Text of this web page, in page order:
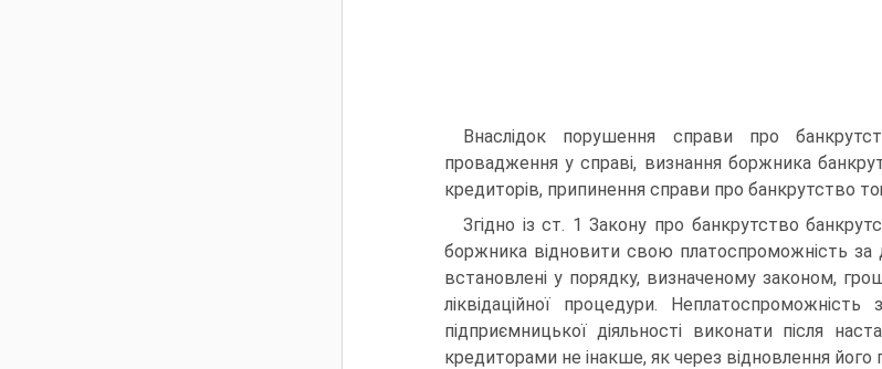
Внаслідок порушення справи про
провадження у справі, визнання боржника
кредиторів, припинення справи про банкрутство
Згідно із ст. 1 Закону про банкрутство
боржника відновити свою платоспроможність за
встановлені у порядку, визначеному законом,
ліквідаційної процедури.
підприємницької діяльності виконати після
кредиторами не інакше, як через відновлення його